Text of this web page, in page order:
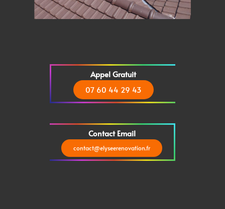
Appel Gratuit
07 60 44 29 43
Contact Email
contact@elyseerenovation.fr